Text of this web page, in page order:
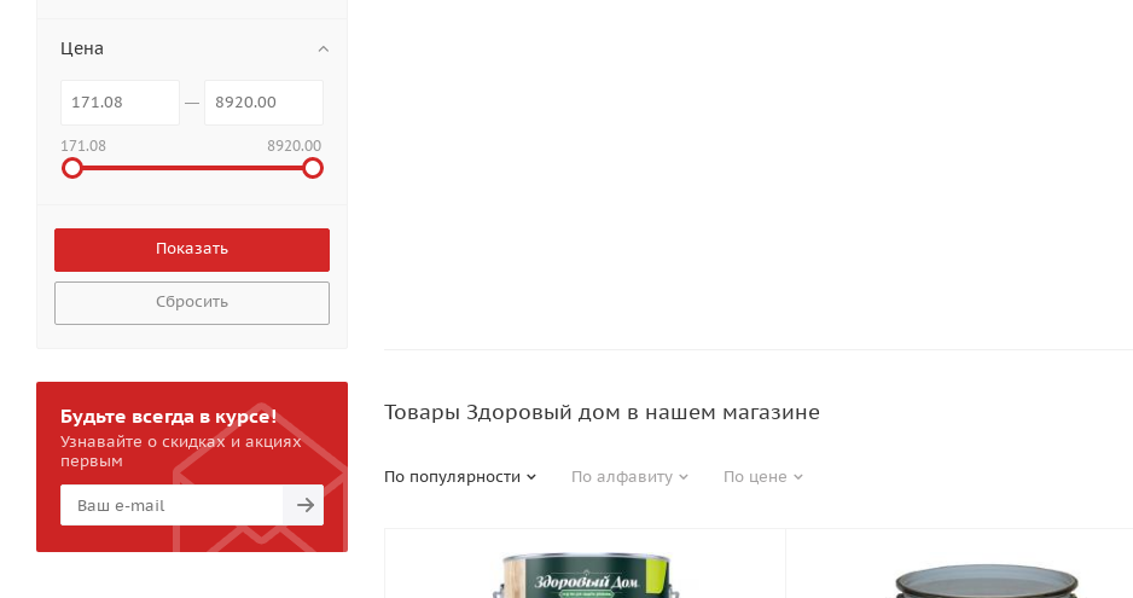
Товары Здоровый дом в нашем магазине
По популярности По алфавиту По цене
Цена
171.08 8920.00
Сбросить
Будьте всегда в курсе!
Узнавайте о скидках и акциях
первым